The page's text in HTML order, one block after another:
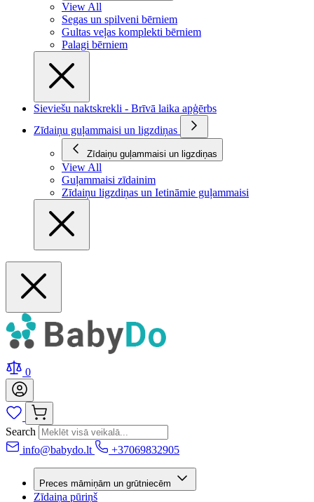
View All
Segas un spilveni bērniem
Gultas veļas komplekti bērniem
Palagi bērniem
Sieviešu naktskrekli - Brīvā laika apģērbs
Zīdaiņu guļammaisi un ligzdiņas
Zīdaiņu guļammaisi un ligzdiņas
View All
Guļammaisi zīdainim
Zīdaiņu ligzdiņas un Ietināmie guļammaisi
0
Search
info@babydo.lt
+37069832905
Preces māmiņām un grūtniecēm
Zīdaiņa pūriņš